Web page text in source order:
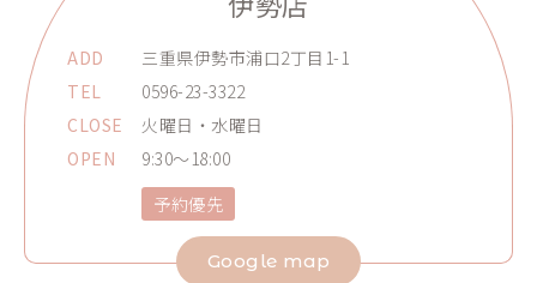
ADD
三重県伊勢市浦口2丁目1-1
TEL
0596-23-3322
CLOSE
火曜日・水曜日
OPEN
9:30～18:00
予約優先
Google map